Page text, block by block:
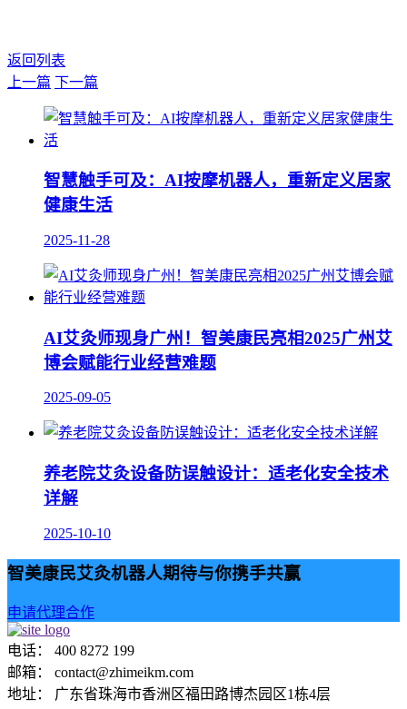
返回列表
上一篇 下一篇
智慧触手可及：AI按摩机器人，重新定义居家
健康生活
2025-11-28
AI艾灸师现身广州！智美康民亮相2025广州艾
博会赋能行业经营难题
2025-09-05
养老院艾灸设备防误触设计：适老化安全技术
详解
2025-10-10
智美康民艾灸机器人期待与你携手共赢
申请代理合作
电话： 400 8272 199
邮箱： contact@zhimeikm.com
地址： 广东省珠海市香洲区福田路博杰园区1栋4层